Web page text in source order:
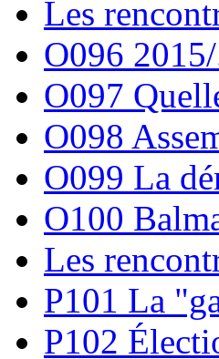
Les
O096
O097
O098
O099 La
O100
Les
P101 La
P102